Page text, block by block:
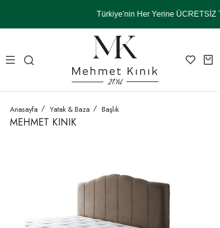
Türkiye'nin Her Yerine ÜCRETSİZ
Anasayfa Yatak & Baza Başlık
MEHMET KINIK